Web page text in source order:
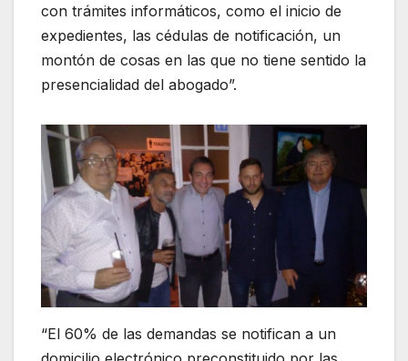
con trámites informáticos, como el inicio de
expedientes, las cédulas de notificación, un
montón de cosas en las que no tiene sentido la
presencialidad del abogado”.
“El 60% de las demandas se notifican a un